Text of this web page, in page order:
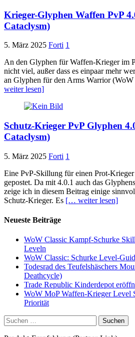
Krieger-Glyphen Waffen PvP
Cataclysm)
5. März 2025 Forti 1
An den Glyphen für Waffen-Krieger im
nicht viel, außer dass es einpaar mehr
an Glyphen für den Arms Warrior
weiter lesen]
Schutz-Krieger PvP Glyphen
Cataclysm)
5. März 2025 Forti 1
Eine PvP-Skillung für einen Prot-Krieger
gepostet. Da mit 4.0.1 auch das
zeige ich in diesem Beitrag einige
Schutz-Krieger. Es [… weiter lesen]
Neueste Beiträge
WoW Classic Kampf-Schurke
Leveln
WoW Classic: Schurke Level-
Todesrad des Teufelshäschers
Deathcycle)
Trade Republic Kinderdepot
WoW MoP Waffen-Krieger Level
Priorität
Suchen
nach: